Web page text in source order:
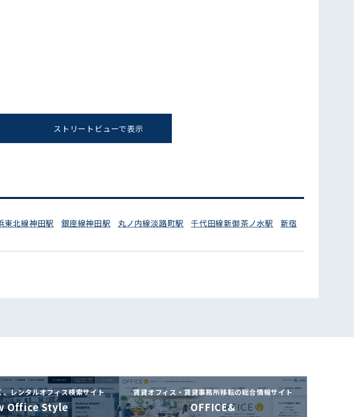
ストリートビューで表示
東北線神田駅 銀座線神田駅 丸ノ内線淡路町駅 千代田線新御茶ノ水駅
新宿
。レンタルオフィス検索サイト
Office Style
賃貸オフィス・賃貸事務所移転の総合情報サイト
OFFICE&